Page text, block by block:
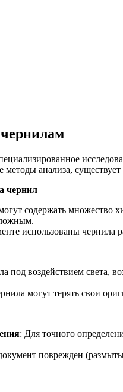
методы анализа,
чернил
содержать множество
использованы чернила
под воздействием света,
могут терять свои
: Для точного
поврежден